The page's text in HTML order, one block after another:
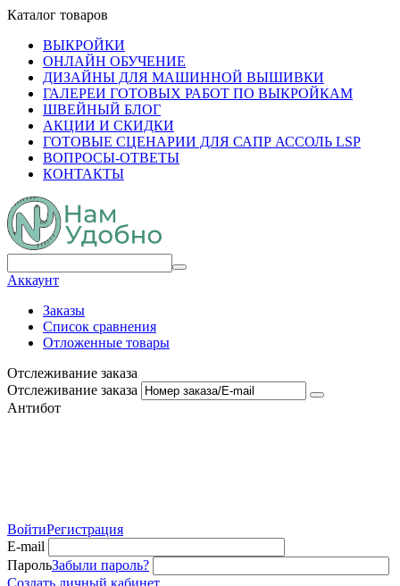
Каталог товаров
ВЫКРОЙКИ
ОНЛАЙН ОБУЧЕНИЕ
ДИЗАЙНЫ ДЛЯ МАШИННОЙ ВЫШИВКИ
ГАЛЕРЕИ ГОТОВЫХ РАБОТ ПО ВЫКРОЙКАМ
ШВЕЙНЫЙ БЛОГ
АКЦИИ И СКИДКИ
ГОТОВЫЕ СЦЕНАРИИ ДЛЯ САПР АССОЛЬ LSP
ВОПРОСЫ-ОТВЕТЫ
КОНТАКТЫ
Аккаунт
Заказы
Список сравнения
Отложенные товары
Отслеживание заказа
Отслеживание заказа
Антибот
ВойтиРегистрация
E-mail
ПарольЗабыли пароль?
Создать личный кабинет